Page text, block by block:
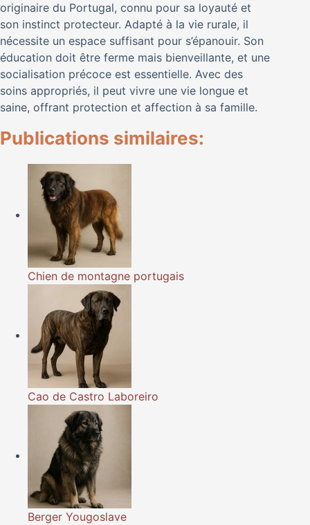
originaire du Portugal, connu pour sa loyauté et
son instinct protecteur. Adapté à la vie rurale, il
nécessite un espace suffisant pour s’épanouir. Son
éducation doit être ferme mais bienveillante, et une
socialisation précoce est essentielle. Avec des
soins appropriés, il peut vivre une vie longue et
saine, offrant protection et affection à sa famille.
Publications similaires:
Chien de montagne portugais
Cao de Castro Laboreiro
Berger Yougoslave